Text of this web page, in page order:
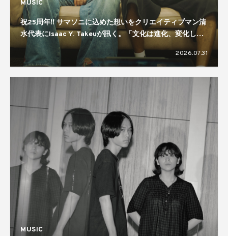
MUSIC
祝25周年!! サマソニに込めた想いをクリエイティブマン清
水代表にIsaac Y. Takeuが訊く。「文化は進化、変化して
いくもの」「規模感が大事」
2026.07.31
MUSIC